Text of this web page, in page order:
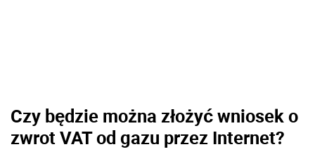
Czy będzie można złożyć wniosek o
zwrot VAT od gazu przez Internet?